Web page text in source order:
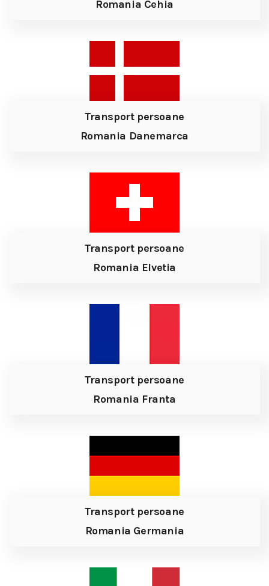
Romania Cehia
Transport persoane
Romania Danemarca
Transport persoane
Romania Elvetia
Transport persoane
Romania Franta
Transport persoane
Romania Germania